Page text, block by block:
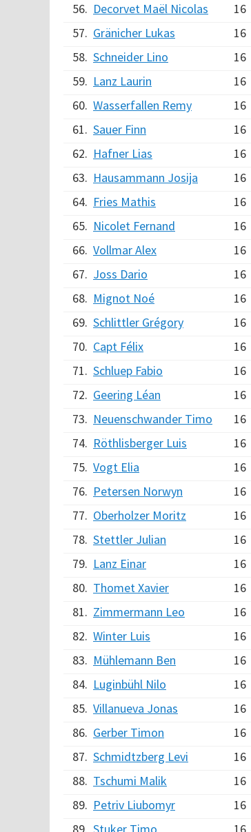
56. Decorvet Maël Nicolas 16
57. Gränicher Lukas 16
58. Schneider Lino 16
59. Lanz Laurin 16
60. Wasserfallen Remy 16
61. Sauer Finn 16
62. Hafner Lias 16
63. Hausammann Josija 16
64. Fries Mathis 16
65. Nicolet Fernand 16
66. Vollmar Alex 16
67. Joss Dario 16
68. Mignot Noé 16
69. Schlittler Grégory 16
70. Capt Félix 16
71. Schluep Fabio 16
72. Geering Léan 16
73. Neuenschwander Timo 16
74. Röthlisberger Luis 16
75. Vogt Elia 16
76. Petersen Norwyn 16
77. Oberholzer Moritz 16
78. Stettler Julian 16
79. Lanz Einar 16
80. Thomet Xavier 16
81. Zimmermann Leo 16
82. Winter Luis 16
83. Mühlemann Ben 16
84. Luginbühl Nilo 16
85. Villanueva Jonas 16
86. Gerber Timon 16
87. Schmidtzberg Levi 16
88. Tschumi Malik 16
89. Petriv Liubomyr 16